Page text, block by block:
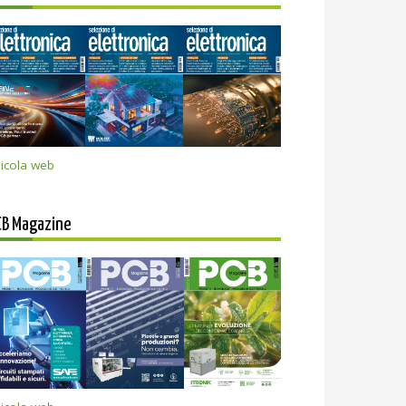
web
Magazine